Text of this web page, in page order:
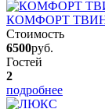
КОМФОРТ
Стоимость
6500руб.
Гостей
2
подробнее